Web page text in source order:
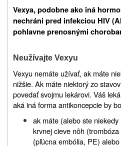
Vexya, podobne ako iná
nechráni pred infekciou HIV
pohlavne prenosnými
Neužívajte Vexyu
Vexyu nemáte užívať, ak máte
nižšie. Ak máte niektorý zo
povedať svojmu lekárovi. Váš
aká iná forma antikoncepcie by
ak máte (alebo ste
krvnej cieve nôh
(pľúcna embólia, PE)